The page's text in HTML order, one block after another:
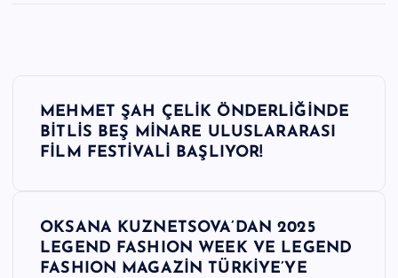
MEHMET ŞAH ÇELİK ÖNDERLİĞİNDE
BİTLİS BEŞ MİNARE ULUSLARARASI
FİLM FESTİVALİ BAŞLIYOR!
OKSANA KUZNETSOVA’DAN 2025
LEGEND FASHION WEEK VE LEGEND
FASHION MAGAZİN TÜRKİYE’YE